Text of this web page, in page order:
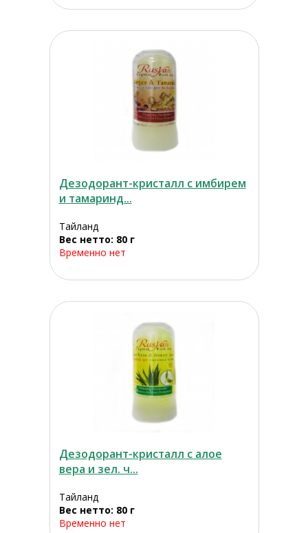
Дезодорант-кристалл с имбирем
и тамаринд...
Тайланд
Вес нетто: 80 г
Временно нет
Дезодорант-кристалл с алое
вера и зел. ч...
Тайланд
Вес нетто: 80 г
Временно нет